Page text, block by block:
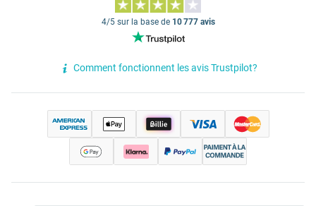
4/5 sur la base de 10 777 avis
Comment fonctionnent les avis Trustpilot?